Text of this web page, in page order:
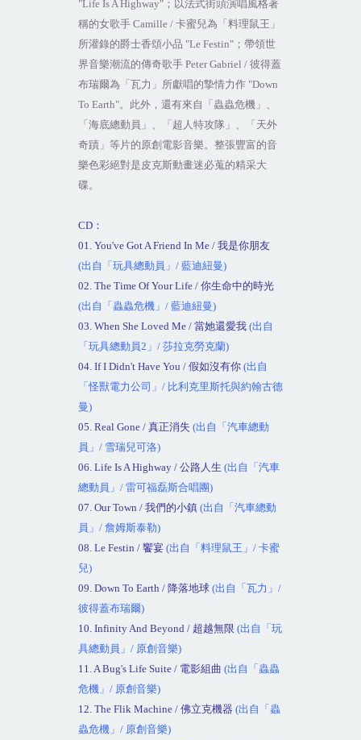
"Life Is A Highway"；以法式街頭演唱風格著
稱的女歌手 Camille / 卡蜜兒為「料理鼠王」
所灌錄的爵士香頌小品 "Le Festin"；帶領世
界音樂潮流的傳奇歌手 Peter Gabriel / 彼得蓋
布瑞爾為「瓦力」所獻唱的摯情力作 "Down
To Earth"。此外，還有來自「蟲蟲危機」、
「海底總動員」、「超人特攻隊」、「天外
奇蹟」等片的原創電影音樂。整張豐富的音
樂色彩絕對是皮克斯動畫迷必蒐的精采大
碟。
CD：
01. You've Got A Friend In Me / 我是你朋友
(出自「玩具總動員」 / 藍迪紐曼)
02. The Time Of Your Life / 你生命中的時光
(出自「蟲蟲危機」 / 藍迪紐曼)
03. When She Loved Me / 當她還愛我 (出自
「玩具總動員2 」 / 莎拉克勞克蘭)
04. If I Didn't Have You / 假如沒有你 (出自
「怪獸電力公司」 / 比利克里斯托與約翰古德
曼)
05. Real Gone / 真正消失 (出自「汽車總動
員」 / 雪瑞兒可洛)
06. Life Is A Highway / 公路人生 (出自「汽車
總動員」 / 雷可福磊斯合唱團)
07. Our Town / 我們的小鎮 (出自「汽車總動
員」 / 詹姆斯泰勒)
08. Le Festin / 饗宴 (出自「料理鼠王」 / 卡蜜
兒)
09. Down To Earth / 降落地球 (出自「瓦力」 /
彼得蓋布瑞爾)
10. Infinity And Beyond / 超越無限 (出自「玩
具總動員」 / 原創音樂)
11. A Bug's Life Suite / 電影組曲 (出自「蟲蟲
危機」 / 原創音樂)
12. The Flik Machine / 佛立克機器 (出自「蟲
蟲危機」 / 原創音樂)